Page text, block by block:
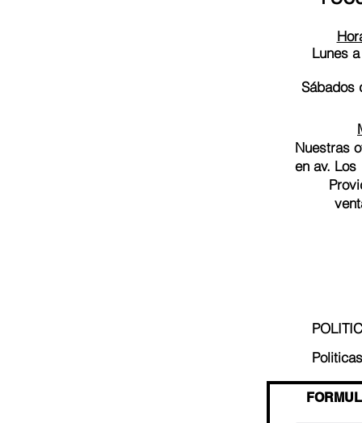
Lunes
Sábados
Nuestras
en av.